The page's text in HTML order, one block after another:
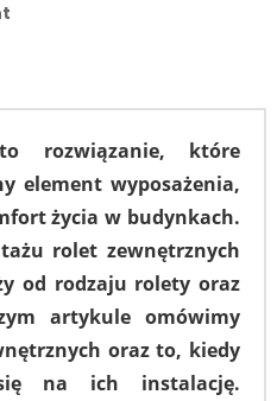
rozwiązanie, które
element wyposażenia,
życia w budynkach.
rolet zewnętrznych
od rodzaju rolety oraz
artykule omówimy
oraz to, kiedy
na ich instalację.